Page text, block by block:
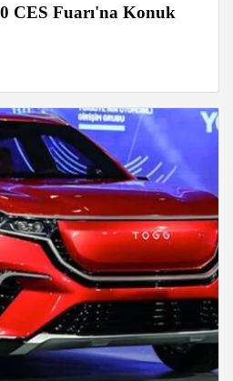
CES Fuarı'na Konuk